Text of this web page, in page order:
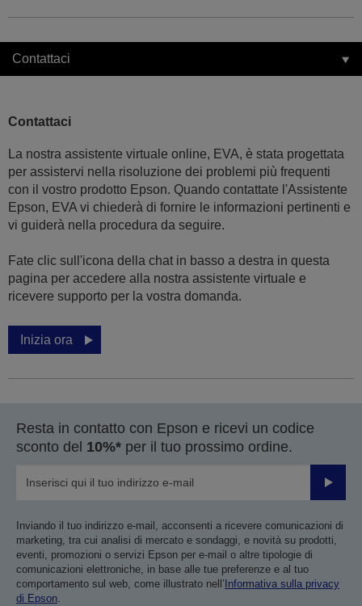
Contattaci
Contattaci
La nostra assistente virtuale online, EVA, è stata progettata
per assistervi nella risoluzione dei problemi più frequenti
con il vostro prodotto Epson. Quando contattate l'Assistente
Epson, EVA vi chiederà di fornire le informazioni pertinenti e
vi guiderà nella procedura da seguire.
Fate clic sull'icona della chat in basso a destra in questa
pagina per accedere alla nostra assistente virtuale e
ricevere supporto per la vostra domanda.
Inizia ora
Resta in contatto con Epson e ricevi un codice
sconto del 10%* per il tuo prossimo ordine.
Invia
Inviando il tuo indirizzo e-mail, acconsenti a ricevere comunicazioni di
marketing, tra cui analisi di mercato e sondaggi, e novità su prodotti,
eventi, promozioni o servizi Epson per e-mail o altre tipologie di
comunicazioni elettroniche, in base alle tue preferenze e al tuo
comportamento sul web, come illustrato nell’ Informativa sulla privacy
di Epson.